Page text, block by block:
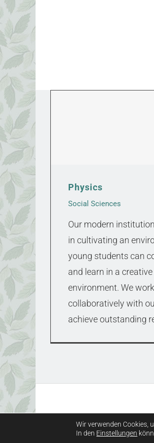
Physics
Social Sciences
Our modern
in cultivating an
young students can
and learn in a
environment. We work
collaboratively with
achieve outstanding
Wir verwenden Cookies,
In den Einstellungen